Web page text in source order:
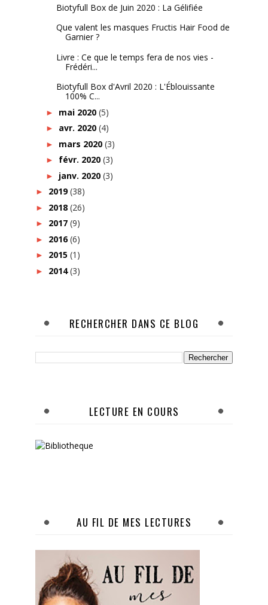
Biotyfull Box de Juin 2020 : La Gélifiée
Que valent les masques Fructis Hair Food de
Garnier ?
Livre : Ce que le temps fera de nos vies -
Frédéri...
Biotyfull Box d'Avril 2020 : L'Éblouissante
100% C...
► mai 2020 (5)
► avr. 2020 (4)
► mars 2020 (3)
► févr. 2020 (3)
► janv. 2020 (3)
► 2019(38)
► 2018 (26)
► 2017 (9)
► 2016(6)
► 2015 (1)
► 2014(3)
RECHERCHER DANS CE BLOG
LECTURE EN COURS
AU FIL DE MES LECTURES